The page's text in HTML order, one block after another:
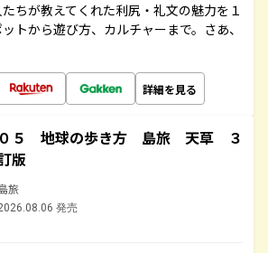
ちが教えてくれた利尻・礼文の魅力を１
トから遊び方、カルチャーまで。さあ、
詳細を見る
０５ 地球の歩き方 島旅 天草 ３
版
旅
発売